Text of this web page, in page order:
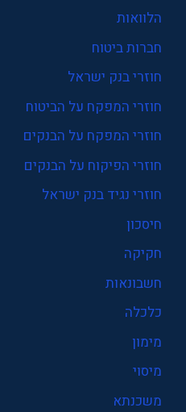
הלוואות
חברות ביטוח
חוזרי בנק ישראל
חוזרי המפקח על הביטוח
חוזרי המפקח על הבנקים
חוזרי הפיקוח על הבנקים
חוזרי נגיד בנק ישראל
חיסכון
חקיקה
חשבונאות
כלכלה
מימון
מיסוי
משכנתא